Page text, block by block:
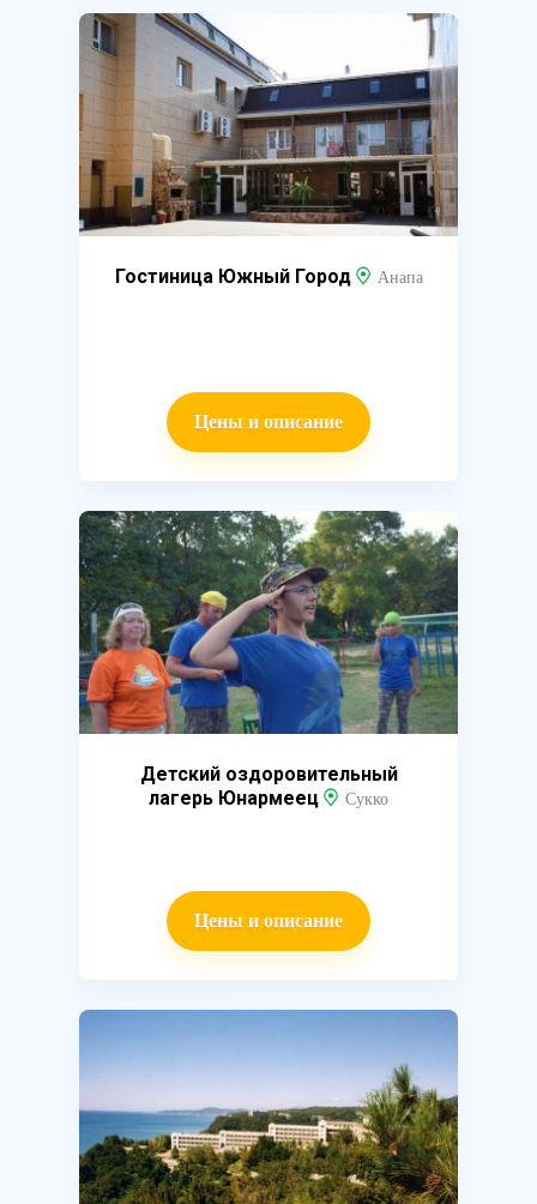
Гостиница Южный Город Анапа
Цены и описание
Детский оздоровительный
лагерь Юнармеец
Сукко
Цены и описание